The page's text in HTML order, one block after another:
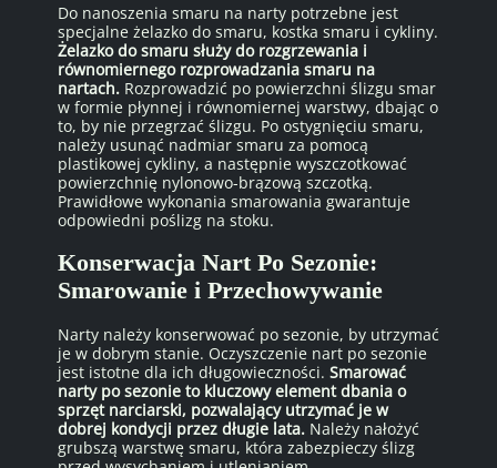
Do nanoszenia smaru na narty potrzebne jest
specjalne żelazko do smaru, kostka smaru i cykliny.
Żelazko do smaru służy do rozgrzewania i
równomiernego rozprowadzania smaru na
nartach. Rozprowadzić po powierzchni ślizgu smar
w formie płynnej i równomiernej warstwy, dbając o
to, by nie przegrzać ślizgu. Po ostygnięciu smaru,
należy usunąć nadmiar smaru za pomocą
plastikowej cykliny, a następnie wyszczotkować
powierzchnię nylonowo-brązową szczotką.
Prawidłowe wykonania smarowania gwarantuje
odpowiedni poślizg na stoku.
Konserwacja Nart Po Sezonie:
Smarowanie i Przechowywanie
Narty należy konserwować po sezonie, by utrzymać
je w dobrym stanie. Oczyszczenie nart po sezonie
jest istotne dla ich długowieczności. Smarować
narty po sezonie to kluczowy element dbania o
sprzęt narciarski, pozwalający utrzymać je w
dobrej kondycji przez długie lata. Należy nałożyć
grubszą warstwę smaru, która zabezpieczy ślizg